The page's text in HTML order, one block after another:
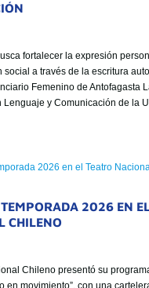
fortalecer la expresión
social a través de la escritura
Femenino de Antofagasta
Lenguaje y Comunicación de la
2026 EN
CHILENO
Chileno presentó su
en movimiento”, con una